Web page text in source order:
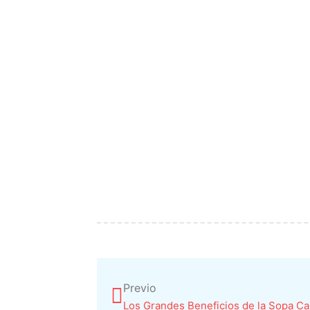
Previo
Los Grandes Beneficios de la Sopa